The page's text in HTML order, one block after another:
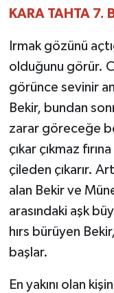
KARA TAHTA 7.
Irmak gözünü
olduğunu görür.
görünce sevinir
Bekir, bundan
zarar göreceğe
çıkar çıkmaz
çileden çıkarır.
alan Bekir ve
arasındaki aşk
hırs bürüyen
başlar.
En yakını olan